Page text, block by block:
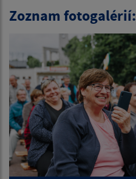
Zoznam fotogalérií: